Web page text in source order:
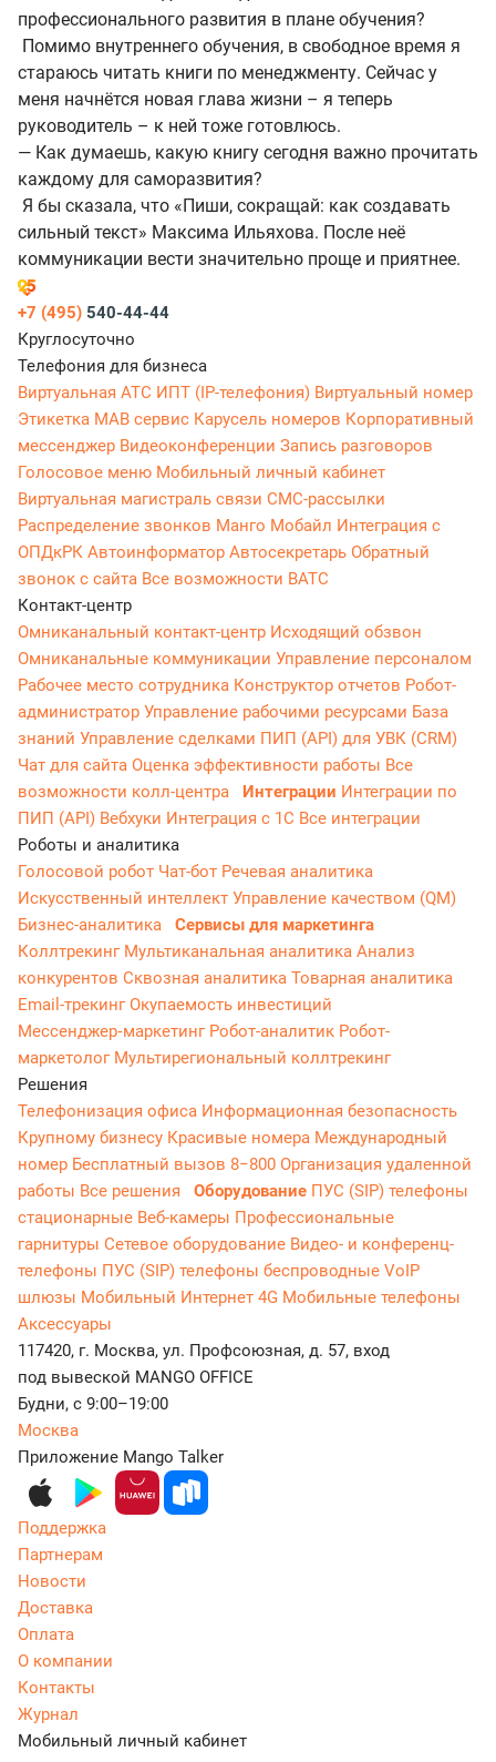
профессионального развития в плане обучения?
Помимо внутреннего обучения, в свободное время я
стараюсь читать книги по менеджменту. Сейчас у
меня начнётся новая глава жизни – я теперь
руководитель – к ней тоже готовлюсь.
— Как думаешь, какую книгу сегодня важно прочитать
каждому для саморазвития?
Я бы сказала, что «Пиши, сокращай: как создавать
сильный текст» Максима Ильяхова. После неё
коммуникации вести значительно проще и приятнее.
+7 (495) 540-44-44
Круглосуточно
Телефония для бизнеса
Виртуальная АТС ИПТ (IP-телефония) Виртуальный номер
Этикетка МАВ сервис Карусель номеров Корпоративный
мессенджер Видеоконференции Запись разговоров
Голосовое меню Мобильный личный кабинет
Виртуальная магистраль связи СМС-рассылки
Распределение звонков Манго Мобайл Интеграция с
ОПДкРК Автоинформатор Автосекретарь Обратный
звонок с сайта Все возможности ВАТС
Контакт-центр
Омниканальный контакт-центр Исходящий обзвон
Омниканальные коммуникации Управление персоналом
Рабочее место сотрудника Конструктор отчетов Робот-
администратор Управление рабочими ресурсами База
знаний Управление сделками ПИП (API) для УВК (CRM)
Чат для сайта Оценка эффективности работы Все
возможности колл-центра
Интеграции Интеграции по
ПИП (API) Вебхуки Интеграция с 1С Все интеграции
Роботы и аналитика
Голосовой робот Чат-бот Речевая аналитика
Искусственный интеллект Управление качеством (QM)
Бизнес-аналитика
Сервисы для маркетинга
Коллтрекинг Мультиканальная аналитика Анализ
конкурентов Сквозная аналитика Товарная аналитика
Email-трекингОкупаемость инвестиций
Мессенджер‑маркетинг Робот-аналитик Робот-
маркетолог Мультирегиональный коллтрекинг
Решения
Телефонизация офиса Информационная безопасность
Крупному бизнесу Красивые номера Международный
номер Бесплатный вызов 8−800 Организация удаленной
работы Все решения Оборудование ПУС (SIP) телефоны
стационарные Веб-камеры Профессиональные
гарнитуры Сетевое оборудование Видео- и конференц-
телефоны ПУС (SIP) телефоны беспроводные VoIP
шлюзы Мобильный Интернет 4G Мобильные телефоны
Аксессуары
117420, г. Москва, ул. Профсоюзная, д. 57, вход
под вывеской MANGO OFFICE
Будни, с 9:00–19:00
Москва
Приложение Mango Talker
Поддержка
Партнерам
Новости
Доставка
Оплата
О компании
Контакты
Журнал
Мобильный личный кабинет